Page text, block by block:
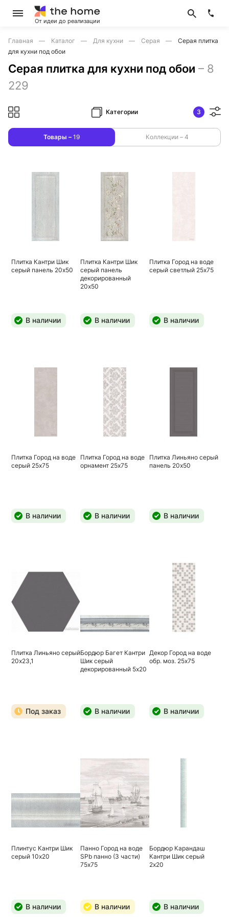
От идеи до реализации
Главная Каталог Для кухни Серая
Серая плитка
для кухни под обои
Серая плитка для кухни под обои – 8
229
Категории 3
Товары – 19 Коллекции – 4
Плитка Кантри Шик
серый панель 20х50
В наличии
Плитка Кантри Шик
серый панель
декорированный
20х50
В наличии
Плитка Город на воде
серый светлый 25х75
В наличии
Плитка Город на воде
серый 25х75
В наличии
Плитка Город на воде
орнамент 25х75
В наличии
Плитка Линьяно серый
панель 20х50
В наличии
Плитка Линьяно серый
20х23,1
Под заказ
Бордюр Багет Кантри
Шик серый
декорированный 5х20
В наличии
Декор Город на воде
обр. моз. 25х75
В наличии
Плинтус Кантри Шик
серый 10х20
В наличии
Панно Город на воде
SPb панно (3 части)
75х75
В наличии
Бордюр Карандаш
Кантри Шик серый
2х20
В наличии